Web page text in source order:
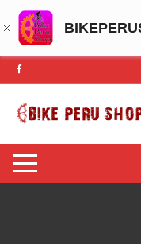
Saltar
al
contenido